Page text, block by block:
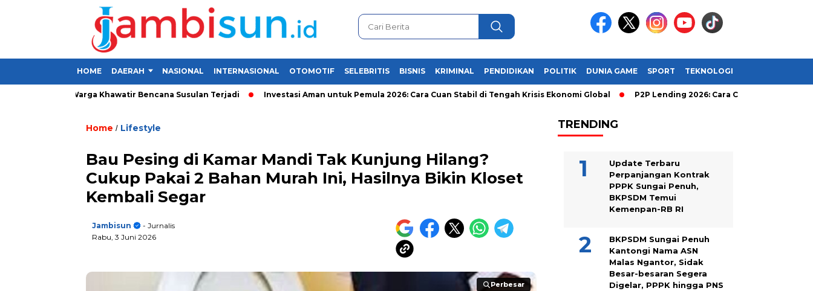
HOME DAERAH NASIONAL INTERNASIONAL OTOMOTIF SELEBRITIS BISNIS KRIMINAL PENDIDIKAN POLITIK DUNIA GAME SPORT TEKNOLOGI
Kerinci, Warga Khawatir Bencana Susulan Terjadi Investasi Aman untuk Pemula 2026: Cara Cuan Stabil di Tengah Krisis Ekonomi Global P2P Lending 2026: Cara Cerdas Menghasilkan
Home / Lifestyle
Bau Pesing di Kamar Mandi Tak Kunjung Hilang?
Cukup Pakai 2 Bahan Murah Ini, Hasilnya Bikin Kloset
Kembali Segar
Jambisun
- Jurnalis
Rabu, 3 Juni 2026
Perbesar
Perbesar
TRENDING
Update Terbaru
Perpanjangan Kontrak
PPPK Sungai Penuh,
BKPSDM Temui
Kemenpan-RB RI
BKPSDM Sungai Penuh
Kantongi Nama ASN
Malas Ngantor, Sidak
Besar-besaran Segera
Digelar, PPPK hingga PNS